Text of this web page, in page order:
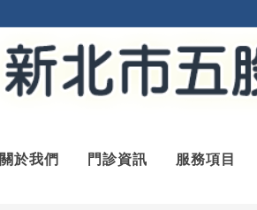
關於我們 門診資訊 服務項目